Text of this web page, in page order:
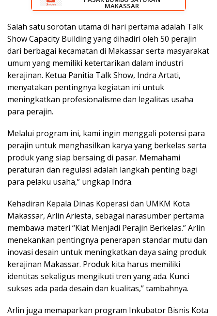
RUMAH LISTRIK MAKASSAR
MAKASSAR
Salah satu sorotan utama di hari pertama adalah Talk
Show Capacity Building yang dihadiri oleh 50 perajin
dari berbagai kecamatan di Makassar serta masyarakat
umum yang memiliki ketertarikan dalam industri
kerajinan. Ketua Panitia Talk Show, Indra Artati,
menyatakan pentingnya kegiatan ini untuk
meningkatkan profesionalisme dan legalitas usaha
para perajin.
Melalui program ini, kami ingin menggali potensi para
perajin untuk menghasilkan karya yang berkelas serta
produk yang siap bersaing di pasar. Memahami
peraturan dan regulasi adalah langkah penting bagi
para pelaku usaha,” ungkap Indra.
Kehadiran Kepala Dinas Koperasi dan UMKM Kota
Makassar, Arlin Ariesta, sebagai narasumber pertama
membawa materi “Kiat Menjadi Perajin Berkelas.” Arlin
menekankan pentingnya penerapan standar mutu dan
inovasi desain untuk meningkatkan daya saing produk
kerajinan Makassar. Produk kita harus memiliki
identitas sekaligus mengikuti tren yang ada. Kunci
sukses ada pada desain dan kualitas,” tambahnya.
Arlin juga memaparkan program Inkubator Bisnis Kota